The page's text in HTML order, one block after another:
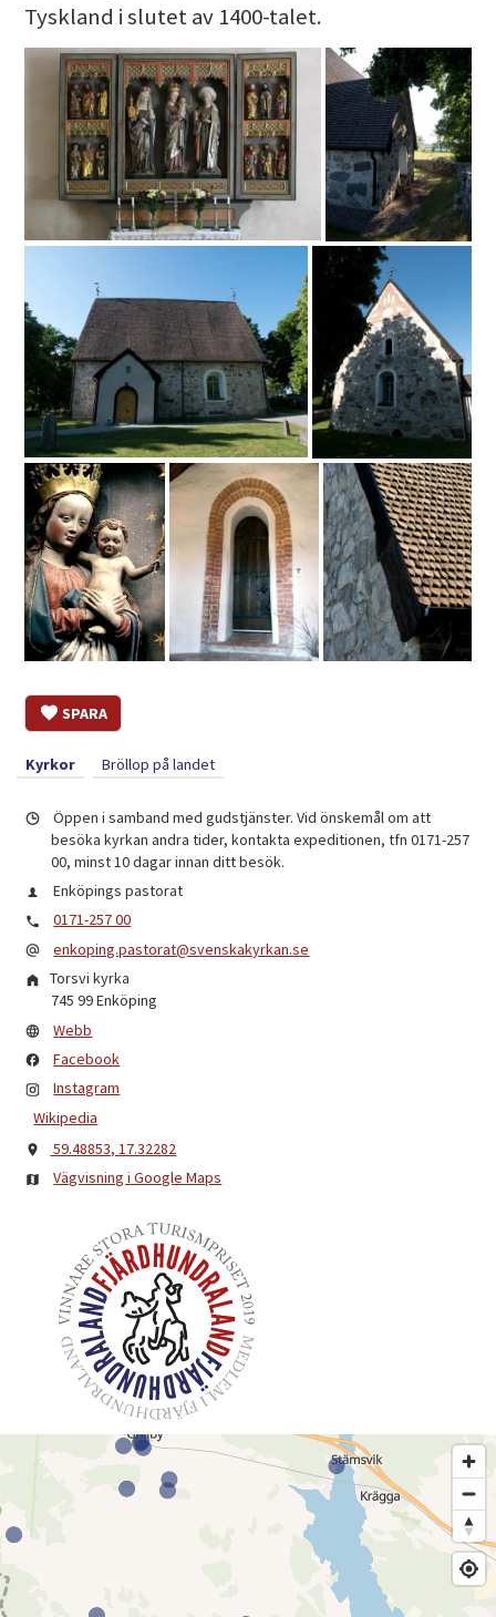
Tyskland i slutet av 1400-talet.
SPARA
Kyrkor Bröllop på landet
Öppen i samband med gudstjänster. Vid önskemål om att
besöka kyrkan andra tider, kontakta expeditionen, tfn 0171-257
00, minst 10 dagar innan ditt besök.
Enköpings pastorat
0171-257 00
enkoping.pastorat@svenskakyrkan.se
Torsvi kyrka
745 99Enköping
Webb
Facebook
Instagram
Wikipedia
59.48853, 17.32282
Vägvisning i Google Maps